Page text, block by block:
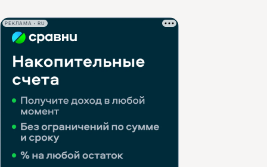
РЕКЛАМА • RU